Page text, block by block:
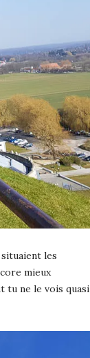
les
mieux
tu ne le vois quasi